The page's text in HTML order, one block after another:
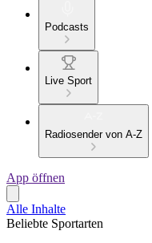
Podcasts
Live Sport
Radiosender von A-Z
App öffnen
Alle Inhalte
Beliebte Sportarten